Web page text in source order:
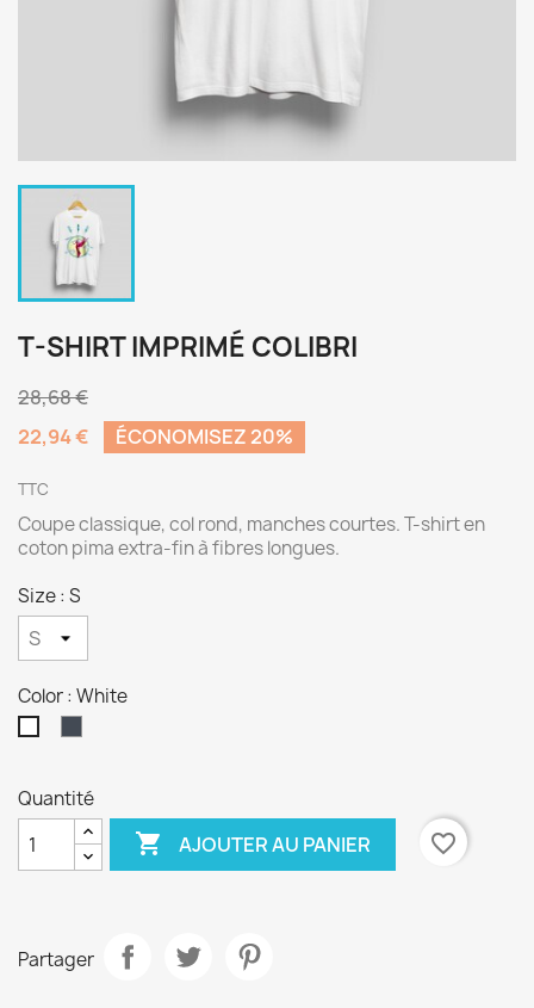
T-SHIRT IMPRIMÉ COLIBRI
28,68 €
22,94 €
ÉCONOMISEZ 20%
TTC
Coupe classique, col rond, manches courtes. T-shirt en
coton pima extra-fin à fibres longues.
Size : S
Color : White
Quantité
 AJOUTER AU PANIER favorite_border
Partager
Créer une liste d'envies ×